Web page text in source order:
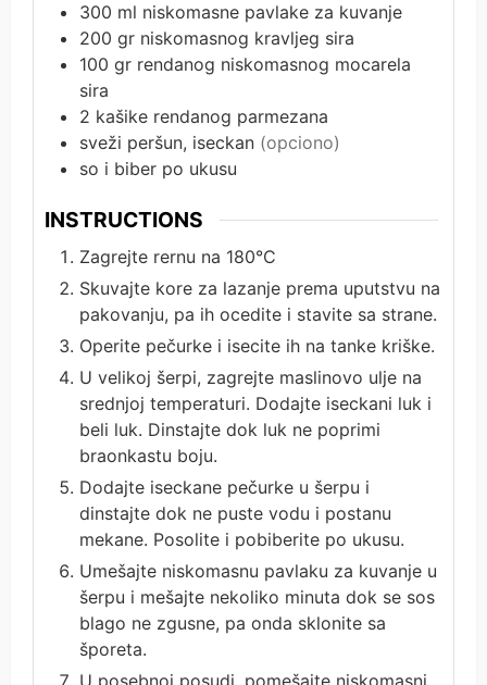
300 ml niskomasne pavlake za kuvanje
200 gr niskomasnog kravljeg sira
100 gr rendanog niskomasnog mocarela
sira
2 kašike rendanog parmezana
sveži peršun, iseckan (opciono)
so i biber po ukusu
INSTRUCTIONS
Zagrejte rernu na 180°C
Skuvajte kore za lazanje prema uputstvu na
pakovanju, pa ih ocedite i stavite sa strane.
Operite pečurke i isecite ih na tanke kriške.
U velikoj šerpi, zagrejte maslinovo ulje na
srednjoj temperaturi. Dodajte iseckani luk i
beli luk. Dinstajte dok luk ne poprimi
braonkastu boju.
Dodajte iseckane pečurke u šerpu i
dinstajte dok ne puste vodu i postanu
mekane. Posolite i pobiberite po ukusu.
Umešajte niskomasnu pavlaku za kuvanje u
šerpu i mešajte nekoliko minuta dok se sos
blago ne zgusne, pa onda sklonite sa
šporeta.
U posebnoj posudi, pomešajte niskomasni